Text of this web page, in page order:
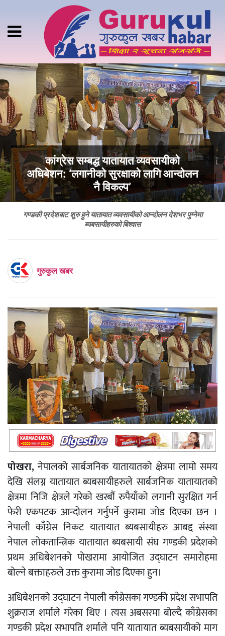
कांग्रेस सम्बद्ध यातायात व्यवसायीको
अधिबेशन: ‘लगानीको सुरक्षाको लागि आन्दोलन
नै विकल्प’
गण्डकी प्रदेशबाट शुरु हुने यातायात व्यवसायीको आन्दोलन देशभर पुग्नेमा
ब्यबसायीहरुको बिश्वास
गुरुकुल खबर
पोखरा, नेपालको सार्बजनिक यातायातको क्षेत्रमा लामो समय
देखि संलग्न यातायात ब्यबसायीहरुले सार्बजनिक यातायातको
क्षेत्रमा निजि क्षेत्रले गरेको खरबौं रुपैयाँको लगानी सुरक्षित गर्न
फेरी एकपटक आन्दोलन गर्नुपर्ने कुरामा जोड दिएका छन ।
नेपाली काँग्रेस निकट यातायात ब्यबसायीहरु आबद्द संस्था
नेपाल लोकतान्त्रिक यातायात ब्यबसायी संघ गण्डकी प्रदेशको
प्रथम अधिबेशनको पोखरामा आयोजित उद्घाटन समारोहमा
बोल्ने बक्ताहरुले उक्त कुरामा जोड दिएका हुन।
अधिबेशनको उद्घाटन नेपाली काँग्रेसका गण्डकी प्रदेश सभापति
शुक्रराज शर्माले गरेका थिए । त्यस अबसरमा बोल्दै काँग्रेसका
गण्डकी प्रदेश सभापति शर्माले पनि यातायात ब्यबसायीको माग